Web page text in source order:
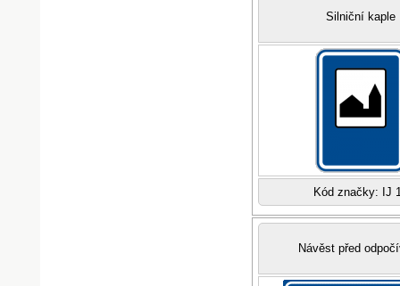
Silniční kaple
Kód značky: IJ
Návěst před